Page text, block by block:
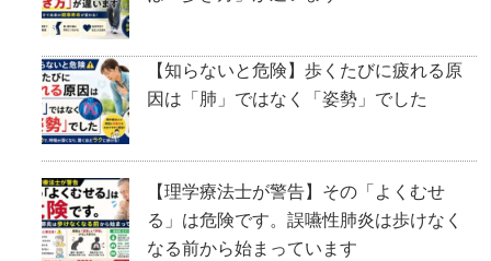
【知らないと危険】歩くたびに疲れる原
因は「肺」ではなく「姿勢」でした
【理学療法士が警告】その「よくむせ
る」は危険です。誤嚥性肺炎は歩けなく
なる前から始まっています